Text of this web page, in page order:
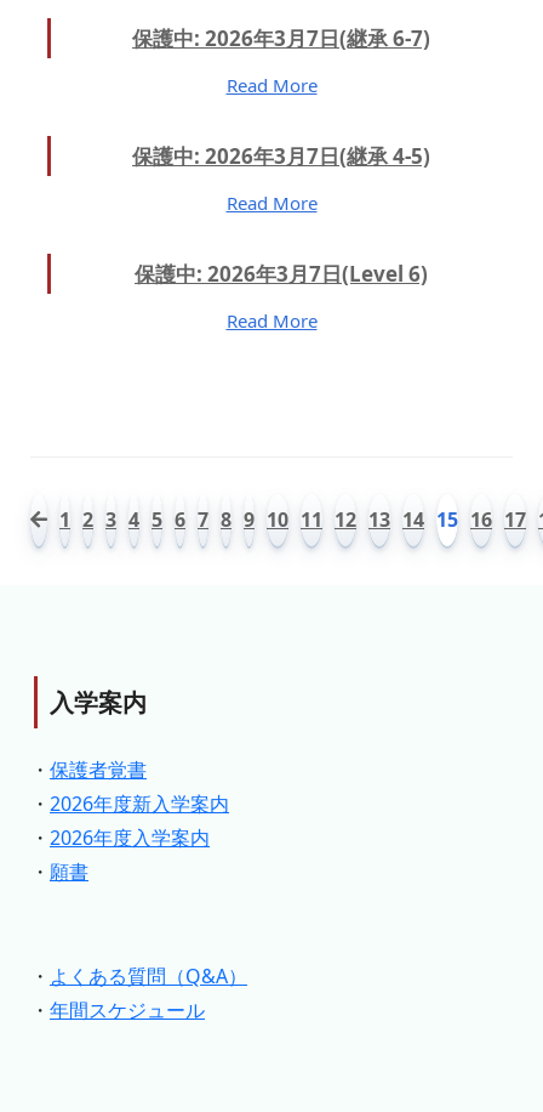
保護中: 2026年3月7日(継承 6-7)
Read More
保護中: 2026年3月7日(継承 4-5)
Read More
保護中: 2026年3月7日(Level 6)
Read More
1 2 3 4 5 6 7 8 9 10 11 12 13 14 15 16 17
入学案内
・ 保護者覚書
・ 2026年度新入学案内
・ 2026年度入学案内
・ 願書
・ よくある質問（Q&A）
・ 年間スケジュール